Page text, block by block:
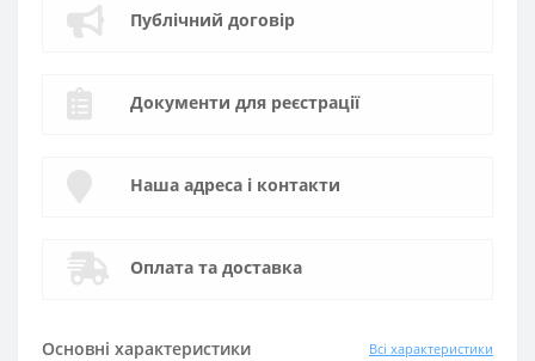
Основні характеристики Всі характеристики
Публічний договір
Документи для реєстрації
Наша адреса і контакти
Оплата та доставка